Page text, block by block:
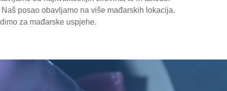
posao obavljamo na više mađarskih lokacija.
za mađarske uspjehe.